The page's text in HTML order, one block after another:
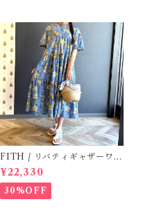
FITH / リバティギャザーワン
ピース / Size 2
¥22,330
30%OFF